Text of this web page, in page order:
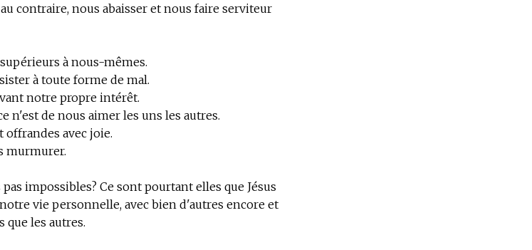
contraire, nous abaisser et nous faire serviteur
à nous-mêmes.
à toute forme de mal.
notre propre intérêt.
n'est de nous aimer les uns les autres.
avec joie.
murmurer.
impossibles? Ce sont pourtant elles que Jésus
vie personnelle, avec bien d'autres encore et
que les autres.